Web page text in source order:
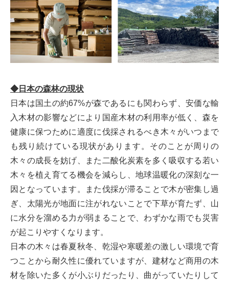
◆日本の森林の現状
日本は国土の約67%が森であるにも関わらず、安価な輸
入木材の影響などにより国産木材の利用率が低く、森を
健康に保つために適度に伐採されるべき木々がいつまで
も残り続けている現状があります。そのことが周りの
木々の成⾧を妨げ、また二酸化炭素を多く吸収する若い
木々を植え育てる機会を減らし、地球温暖化の深刻な一
因となっています。また伐採が滞ることで木が密集し過
ぎ、太陽光が地面に注がれないことで下草が育たず、山
に水分を溜める力が弱まることで、わずかな雨でも災害
が起こりやすくなります。
日本の木々は春夏秋冬、乾湿や寒暖差の激しい環境で育
つことから耐久性に優れていますが、建材など商用の木
材を除いた多くが小ぶりだったり、曲がっていたりして